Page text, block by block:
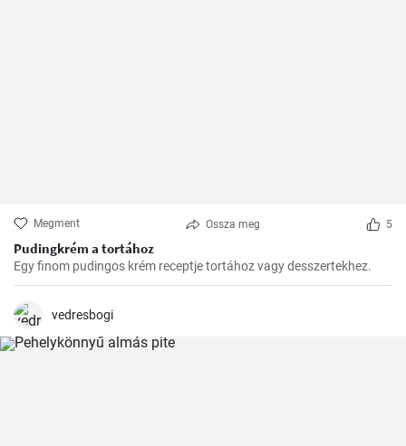
Megment Ossza meg 5
Pudingkrém a tortához
Egy finom pudingos krém receptje tortához vagy desszertekhez.
vedresbogi